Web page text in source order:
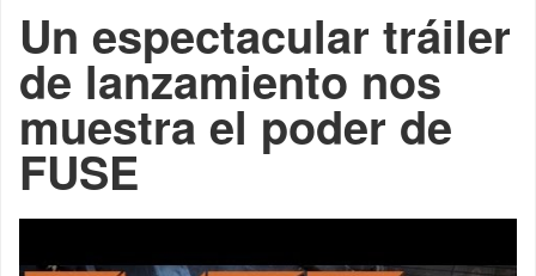
Un espectacular tráiler
de lanzamiento nos
muestra el poder de
FUSE